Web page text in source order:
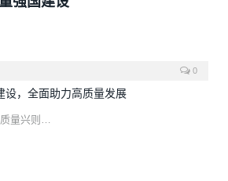
0
设，全面助力高质量发展
量兴则…